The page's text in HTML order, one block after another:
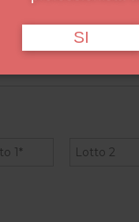
– Leukemia
SI